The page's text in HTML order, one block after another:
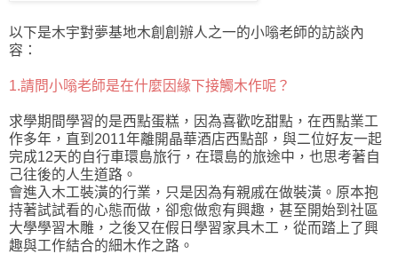
以下是木宇對夢基地木創創辦人之一的小嗡老師的訪談內
容：
1.請問小嗡老師是在什麼因緣下接觸木作呢？
求學期間學習的是西點蛋糕，因為喜歡吃甜點，在西點業工
作多年，直到2011年離開晶華酒店西點部，與二位好友一起
完成12天的自行車環島旅行，在環島的旅途中，也思考著自
己往後的人生道路。
會進入木工裝潢的行業，只是因為有親戚在做裝潢。原本抱
持著試試看的心態而做，卻愈做愈有興趣，甚至開始到社區
大學學習木雕，之後又在假日學習家具木工，從而踏上了興
趣與工作結合的細木作之路。